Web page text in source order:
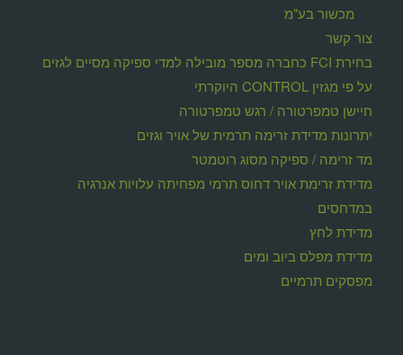
מכשור בע"מ
צור קשר
בחירת FCI כחברה מספר מובילה למדי ספיקה מסיים לגזים
על פי מגזין CONTROL היוקרתי
חיישן טמפרטורה / רגש טמפרטורה
יתרונות מדידת זרימה תרמית של אויר וגזים
מד זרימה / ספיקה מסוג רוטמטר
מדידת זרימת אויר דחוס תרמי מפחיתה עלויות אנרגיה
במדחסים
מדידת לחץ
מדידת מפלס ביוב ומים
מפסקים תרמיים